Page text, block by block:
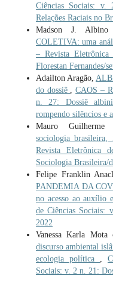
Ciências Sociais: v.
Relações Raciais no
Madson J.
COLETIVA: uma
– Revista
Florestan Fernandes/
Adailton Aragão,
do dossiê
,CAOS –
n. 27: Dossiê
rompendo silêncios e
Mauro
sociologia brasileira,
Revista Eletrônica
Sociologia Brasileira/
Felipe Franklin
PANDEMIA DA
no acesso ao auxílio
de Ciências Sociais:
2022
Vanessa Karla
discurso ambiental
ecologia política
Sociais: v. 2 n. 21: